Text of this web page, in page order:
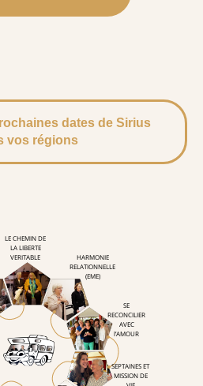
dates de Sirius
vos régions
HARMONIE
RELATIONNELLE
(EME)
SE
RECONCILIER
AVEC
l’AMOUR
SEPTAINES ET
MISSION DE
LE CHEMIN DE
LA LIBERTE
VERITABLE
2
3
10